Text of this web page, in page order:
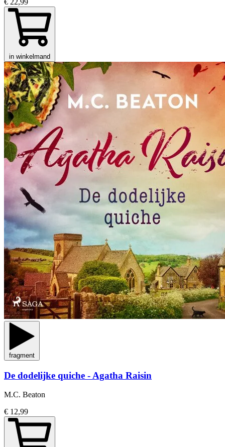
in winkelmand
fragment
De dodelijke quiche - Agatha Raisin
M.C. Beaton
€ 12,99